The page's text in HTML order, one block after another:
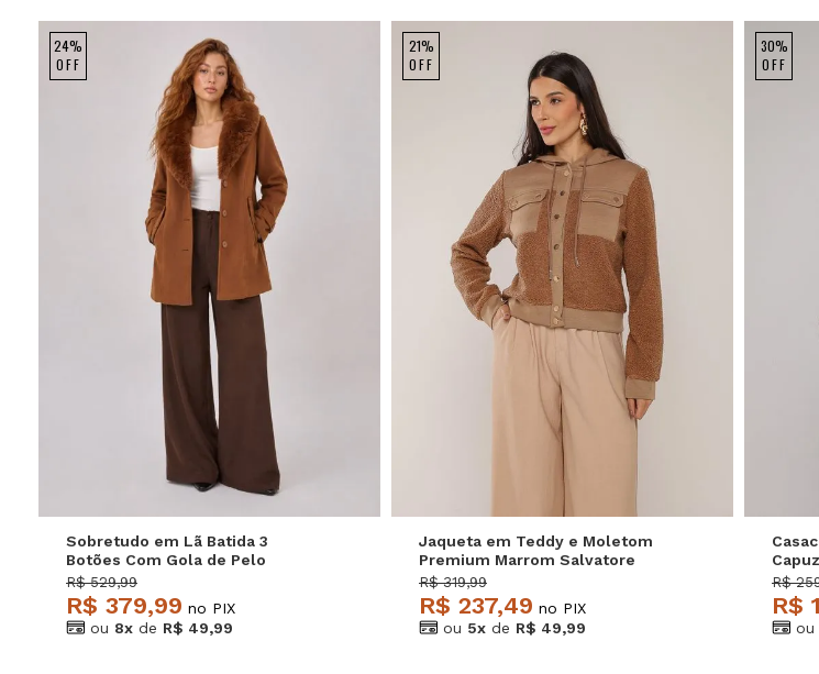
24%
OFF
GG
Sobretudo em Lã Batida 3
Botões Com Gola de Pelo
Marrom Salvatore
R$ 529,99
R$ 379,99 no PIX
ou 8x de R$ 49,99
21%
OFF
GG
Jaqueta em Teddy e Moletom
Premium Marrom Salvatore
R$ 319,99
R$ 237,49 no PIX
ou 5x de R$ 49,99
30%
OFF
R$
R$
ou